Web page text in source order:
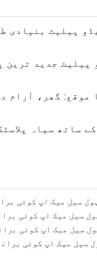
رنگ: 35 آئی شیڈو
آئی شیڈو پیلیٹ
کے ساتھ سیاہ